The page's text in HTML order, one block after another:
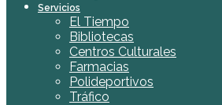
Servicios
El Tiempo
Bibliotecas
Centros Culturales
Farmacias
Polideportivos
Tráfico